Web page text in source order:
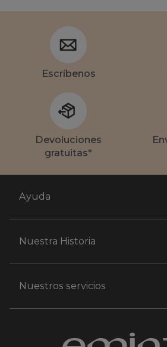
Escríbenos
Devoluciones
gratuitas*
Ayuda
Nuestra Historia
Nuestros servicios